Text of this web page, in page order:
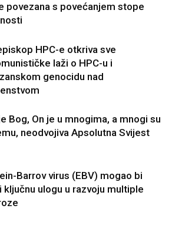
povezana s povećanjem stope
HPC-e otkriva sve
laži o HPC-u i
genocidu nad
Bog, On je u mnogima, a mnogi su
neodvojiva Apsolutna Svijest
Barrov virus (EBV) mogao bi
ključnu ulogu u razvoju multiple